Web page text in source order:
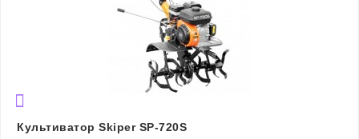
Культиватор Skiper SP-720S